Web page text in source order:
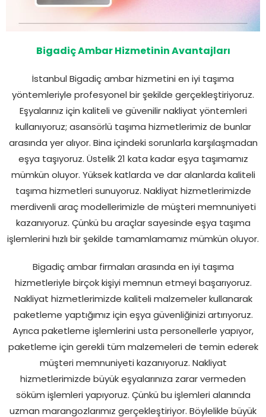
Bigadiç Ambar Hizmetinin Avantajları
İstanbul Bigadiç ambar hizmetini en iyi taşıma
yöntemleriyle profesyonel bir şekilde gerçekleştiriyoruz.
Eşyalarınız için kaliteli ve güvenilir nakliyat yöntemleri
kullanıyoruz; asansörlü taşıma hizmetlerimiz de bunlar
arasında yer alıyor. Bina içindeki sorunlarla karşılaşmadan
eşya taşıyoruz. Üstelik 21 kata kadar eşya taşımamız
mümkün oluyor. Yüksek katlarda ve dar alanlarda kaliteli
taşıma hizmetleri sunuyoruz. Nakliyat hizmetlerimizde
merdivenli araç modellerimizle de müşteri memnuniyeti
kazanıyoruz. Çünkü bu araçlar sayesinde eşya taşıma
işlemlerini hızlı bir şekilde tamamlamamız mümkün oluyor.
Bigadiç ambar firmaları arasında en iyi taşıma
hizmetleriyle birçok kişiyi memnun etmeyi başarıyoruz.
Nakliyat hizmetlerimizde kaliteli malzemeler kullanarak
paketleme yaptığımız için eşya güvenliğinizi artırıyoruz.
Ayrıca paketleme işlemlerini usta personellerle yapıyor,
paketleme için gerekli tüm malzemeleri de temin ederek
müşteri memnuniyeti kazanıyoruz. Nakliyat
hizmetlerimizde büyük eşyalarınıza zarar vermeden
söküm işlemleri yapıyoruz. Çünkü bu işlemleri alanında
uzman marangozlarımız gerçekleştiriyor. Böylelikle büyük